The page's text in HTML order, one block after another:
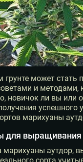
может стать
и
новичок ли вы
успешного
марихуаны
для выращивания
аутдор,